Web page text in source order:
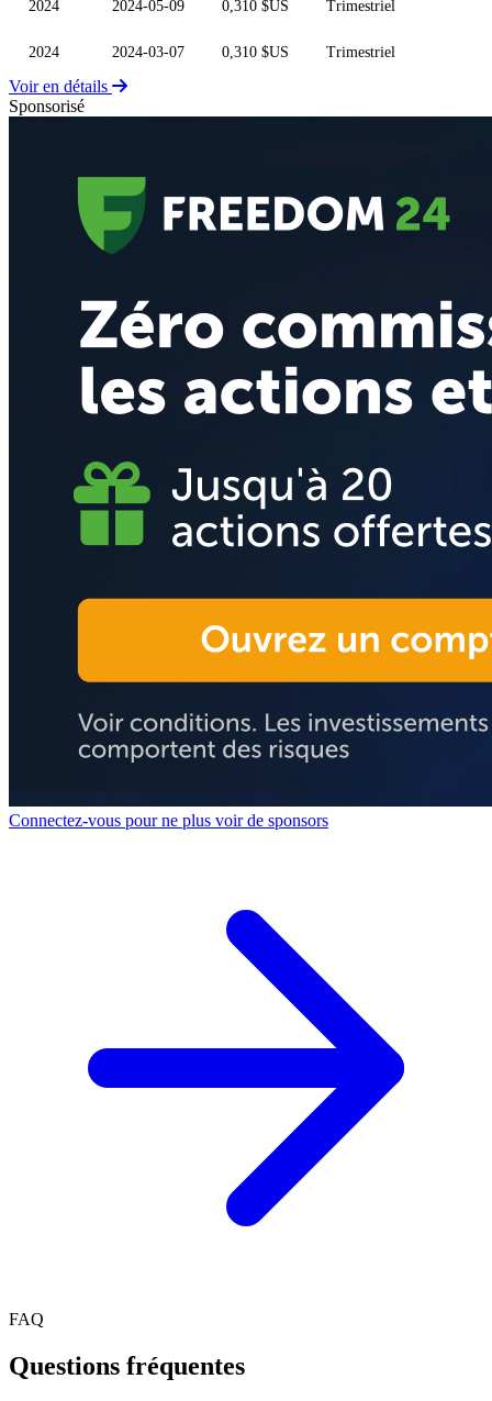
2024 2024-05-09 0,310 $US Trimestriel
2024 2024-03-07 0,310 $US Trimestriel
Voir en détails
Sponsorisé
Connectez-vous pour ne plus voir de sponsors
FAQ
Questions fréquentes